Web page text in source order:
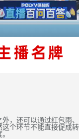
，还可以通过红包雨、
个环节不能直接促成转
。